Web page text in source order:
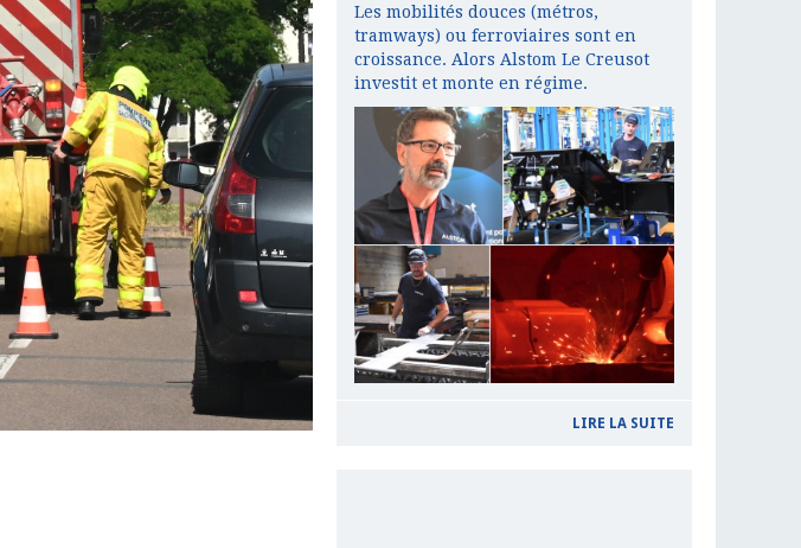
Les mobilités douces (métros,
tramways) ou ferroviaires sont en
croissance. Alors Alstom Le Creusot
investit et monte en régime.
LIRE LA SUITE